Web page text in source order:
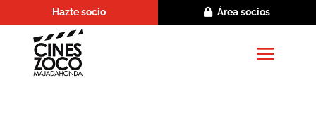
Hazte socio Área socios